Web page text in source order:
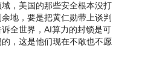
美国的那些安全根本没打
地，要是把黄仁勋带上谈判
全世界，AI算力的封锁是可
的，这是他们现在不敢也不愿